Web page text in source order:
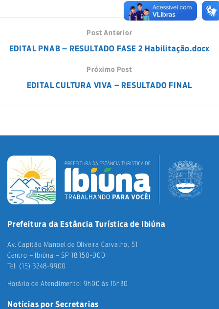
Post Anterior
EDITAL PNAB – RESULTADO FASE 2 Habilitação.docx
Próximo Post
EDITAL CULTURA VIVA – RESULTADO FINAL
Prefeitura da Estância Turística de Ibiúna
Av. Capitão Manoel de Oliveira Carvalho, 51
Centro – Ibiúna – SP 18.150-000
Tel: (15) 3248-9900
Horário de Atendimento: 9h00 às 16h30
Notícias por Secretarias